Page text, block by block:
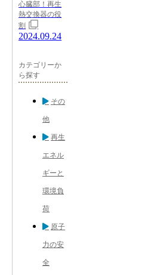
心臓部！再生
熱交換器の役
割
2024.09.24
カテゴリーか
ら探す
その
他
再生
エネル
ギーと
環境負
荷
原子
力の安
全